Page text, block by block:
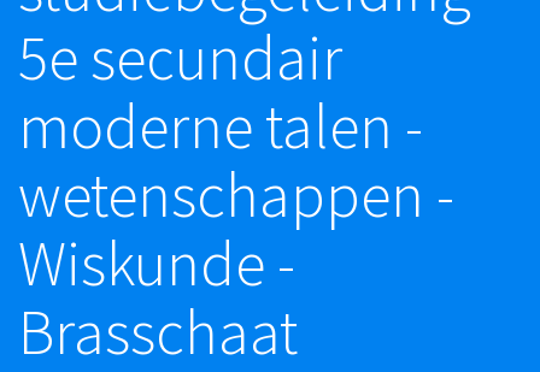
5e secundair
moderne talen -
wetenschappen -
Wiskunde -
Brasschaat